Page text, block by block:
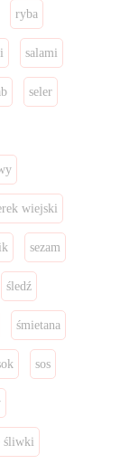
ryba
salami
seler
wiejski
sezam
śledź
śmietana
sos
śliwki